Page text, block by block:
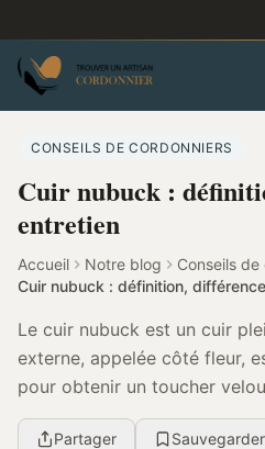
CONSEILS DE CORDONNIERS
Cuir nubuck :
entretien
Accueil Notre blog
Conseils
Cuir nubuck : définition,
Le cuir nubuck est un cuir
externe, appelée côté fleur,
pour obtenir un toucher
C’est un vrai cuir, apprécié
Partager Sauvegarder